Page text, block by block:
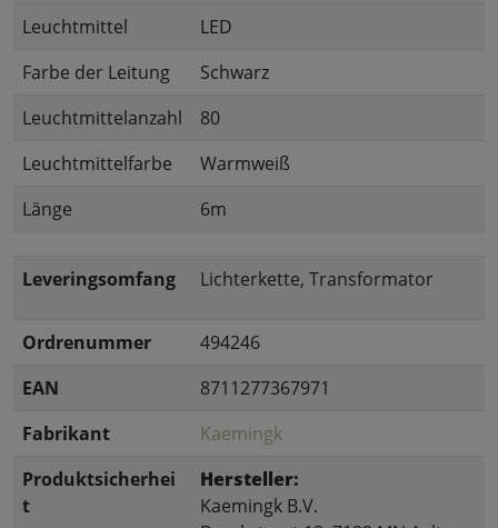
Leuchtmittel
LED
Farbe der Leitung
Schwarz
Leuchtmittelanzahl
80
Leuchtmittelfarbe
Warmweiß
Länge
6m
Leveringsomfang Lichterkette, Transformator
Ordrenummer
494246
EAN
8711277367971
Fabrikant
Kaemingk
Produktsicherhei
t
Hersteller:
Kaemingk B.V.